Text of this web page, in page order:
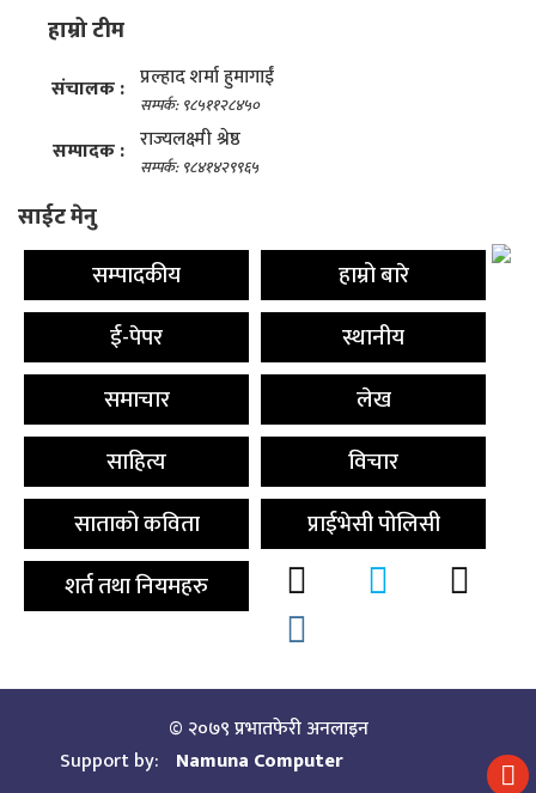
हाम्रो टीम
संचालक : प्रल्हाद शर्मा हुमागाईं
सम्पर्क: ९८५११२८४५०
सम्पादक : राज्यलक्ष्मी श्रेष्ठ
सम्पर्क: ९८४१४२९९६५
साईट मेनु
सम्पादकीय
हाम्रो बारे
ई-पेपर
स्थानीय
समाचार
लेख
साहित्य
विचार
साताको कविता
प्राईभेसी पोलिसी
शर्त तथा नियमहरु
© २०७९ प्रभातफेरी अनलाइन
Support by: Namuna Computer